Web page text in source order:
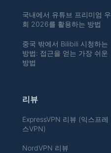
국내에서 유튜브 프리미엄 우
회 2026를 활용하는 방법
중국 밖에서 Bilibili 시청하는
방법: 접근을 얻는 가장 쉬운
방법
리뷰
ExpressVPN 리뷰 (익스프레
스VPN)
NordVPN 리뷰